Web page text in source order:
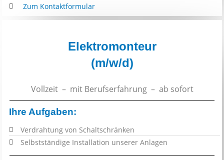
Zum Kontaktformular
Elektromonteur
(m/w/d)
Vollzeit – mit Berufserfahrung – ab sofort
Ihre Aufgaben:
Verdrahtung von Schaltschränken
Selbstständige Installation unserer Anlagen